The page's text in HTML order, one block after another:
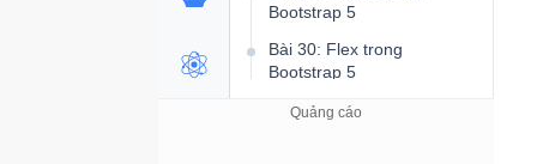
Bootstrap 5
Bài 30: Flex trong
Bootstrap 5
Bài 31: Tạo Form trong